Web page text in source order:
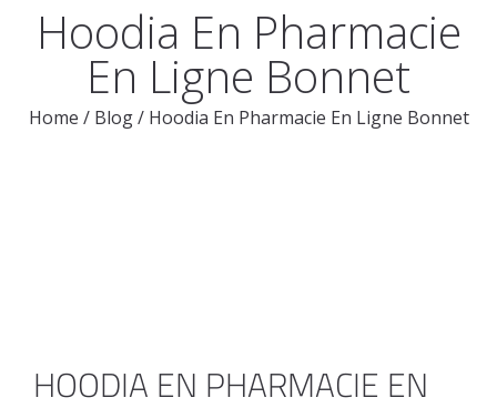
Hoodia En Pharmacie
En Ligne Bonnet
Home / Blog /Hoodia En Pharmacie En Ligne Bonnet
HOODIA EN PHARMACIE EN